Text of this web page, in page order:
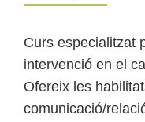
Curs especialitzat
intervenció en el
Ofereix les
comunicació/